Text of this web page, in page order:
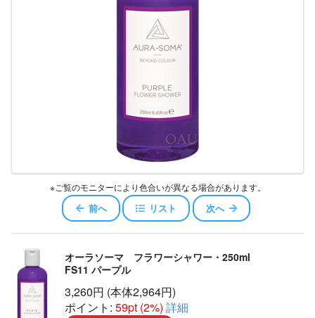
※ご覧のモニターにより色合いが異なる場合があります。
前へ リスト 次へ
オーラソーマ フラワーシャワー・250ml
FS11 パープル
3,260円 (本体2,964円)
ポイント: 59pt (2%) 詳細